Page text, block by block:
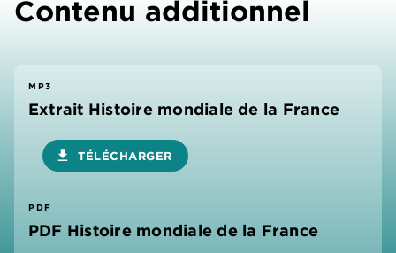
Contenu additionnel
MP3
Extrait Histoire mondiale de la France
download TÉLÉCHARGER
PDF
PDF Histoire mondiale de la France